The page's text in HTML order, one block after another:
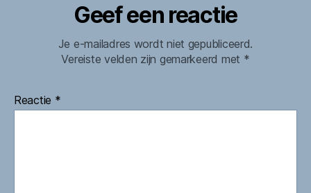
Geef een reactie
Je e-mailadres wordt niet gepubliceerd.
Vereiste velden zijn gemarkeerd met *
Reactie *